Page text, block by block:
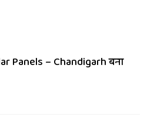
Panels – Chandigarh बना